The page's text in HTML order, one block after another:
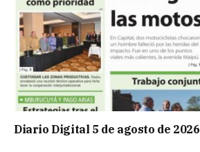
Diario Digital 5 de agosto de 2026